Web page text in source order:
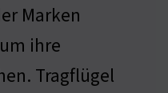
Marken
ihre
Tragflügel